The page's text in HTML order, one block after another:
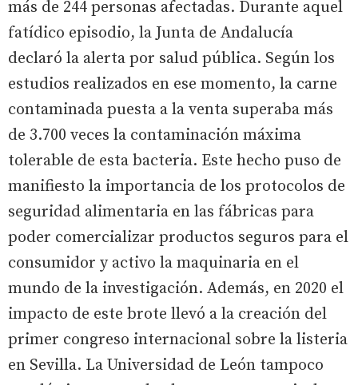
más de 244 personas afectadas. Durante aquel
fatídico episodio, la Junta de Andalucía
declaró la alerta por salud pública. Según los
estudios realizados en ese momento, la carne
contaminada puesta a la venta superaba más
de 3.700 veces la contaminación máxima
tolerable de esta bacteria. Este hecho puso de
manifiesto la importancia de los protocolos de
seguridad alimentaria en las fábricas para
poder comercializar productos seguros para el
consumidor y activo la maquinaria en el
mundo de la investigación. Además, en 2020 el
impacto de este brote llevó a la creación del
primer congreso internacional sobre la listeria
en Sevilla. La Universidad de León tampoco